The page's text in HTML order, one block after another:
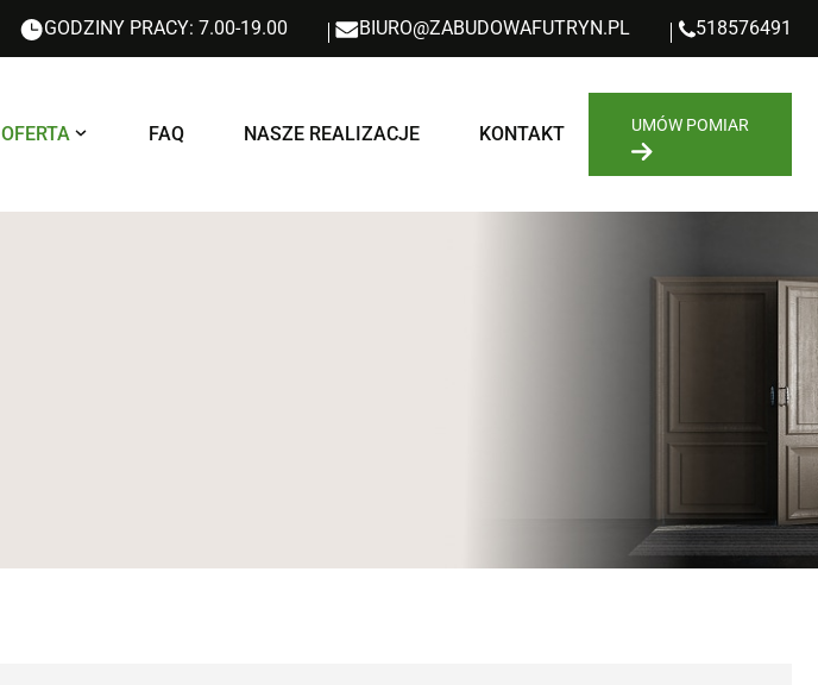
GODZINY PRACY: 7.00-19.00 BIURO@ZABUDOWAFUTRYN.PL 518576491
OFERTA FAQ NASZE REALIZACJE KONTAKT UMÓW POMIAR